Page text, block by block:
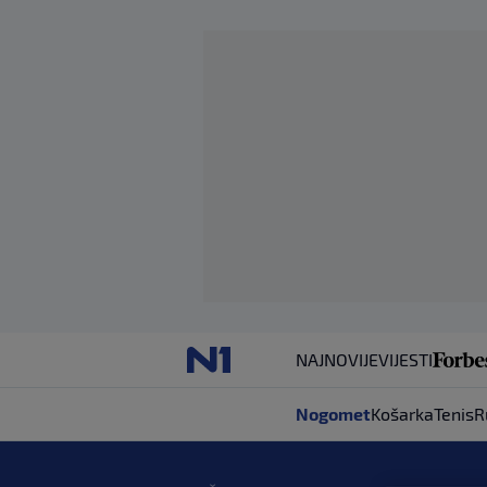
NAJNOVIJEVIJESTI
NogometKošarkaTenis